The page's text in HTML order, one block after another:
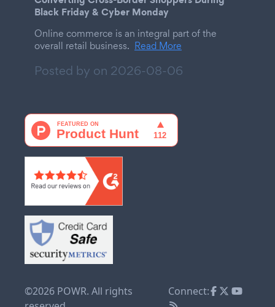
Black Friday & Cyber Monday
Online commerce is an integral part of the
overall retail business. Read More
Posted by on 2026-08-06
©2026 POWR. All rights
Connect: